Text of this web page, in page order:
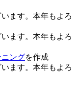
ます。本年もよろ
ます。本年もよろ
ングを作成
ます。本年もよろ